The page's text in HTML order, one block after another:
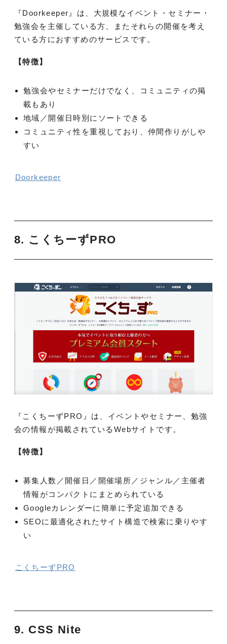
『Doorkeeper』は、大規模なイベント・セミナー・
勉強会を主催している方、またそれらの開催を考え
ている方におすすめのサービスです。
【特徴】
勉強会やセミナーだけでなく、コミュニティの掲
載もあり
地域／開催日時別にソートできる
コミュニティ性を重視しており、仲間作りがしや
すい
Doorkeeper
8. こくちーずPRO
『こくちーずPRO』は、イベントやセミナー、勉強
会の情報が掲載されているWebサイトです。
【特徴】
募集人数／開催日／開催場所／ジャンル／主催者
情報がコンパクトにまとめられている
Googleカレンダーに簡単に予定追加できる
SEOに最適化されたサイト構造で検索に乗りやす
い
こくちーずPRO
9. CSS Nite